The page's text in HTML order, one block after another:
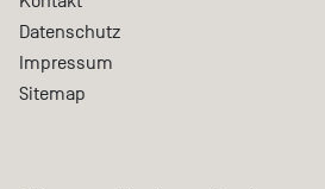
Datenschutz
Impressum
Sitemap